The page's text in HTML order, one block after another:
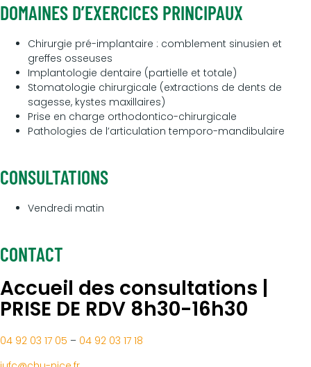
DOMAINES D’EXERCICES PRINCIPAUX
Chirurgie pré-implantaire : comblement sinusien et
greffes osseuses
Implantologie dentaire (partielle et totale)
Stomatologie chirurgicale (extractions de dents de
sagesse, kystes maxillaires)
Prise en charge orthodontico-chirurgicale
Pathologies de l’articulation temporo-mandibulaire
CONSULTATIONS
Vendredi matin
CONTACT
Accueil des consultations |
PRISE DE RDV 8h30-16h30
04 92 03 17 05 – 04 92 03 17 18